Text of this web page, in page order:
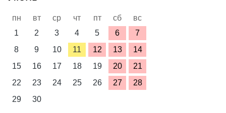
пн вт ср чт пт сб
вс
1
2 3 4 5 6
7
8
9 10 11 12 13
14
15
16 17 18 19 20
21
22
23 24 25 26 27
28
29
30